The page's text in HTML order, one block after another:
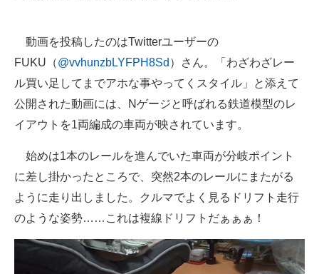
進化するPCとデバイスの未来
好きが集まる 比べて選べる
ビジネスと働き方のヒント
企業ITのトレンドを詳説
経営リーダーのコミュニティ
ITエンジニア向け専門サイト
動画を投稿したのはTwitterユーザーの
FUKU（@vvhunzbLYFPH8Sd ）さん。「わざわざレー
ル買い足してまでアホな事やってくスタイル」と添えて
公開された動画には、Nゲージと呼ばれる鉄道模型のレ
イアウトを1両編成の車両が映されています。
始めは1本のレールを進んでいた車両が分岐ポイント
に差し掛かったところで、突然2本のレールにまたがる
ように走り出しました。クルマでよく見るドリフト走行
のような姿勢……これは複線ドリフトだぁぁぁ！